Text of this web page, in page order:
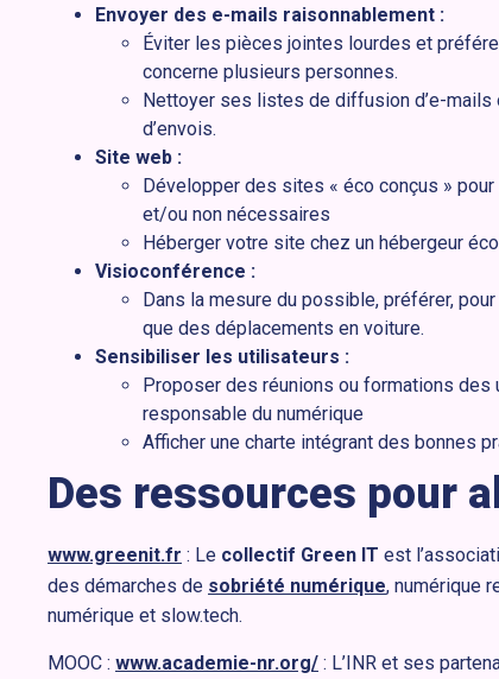
Envoyer des e-mails raisonnablement :
Éviter les pièces jointes lourdes et
concerne plusieurs personnes.
Nettoyer ses listes de diffusion d’e-
d’envois.
Site web :
Développer des sites « éco conçus »
et/ou non nécessaires
Héberger votre site chez un hébergeur
Visioconférence :
Dans la mesure du possible, préférer,
que des déplacements en voiture.
Sensibiliser les utilisateurs :
Proposer des réunions ou formations
responsable du numérique
Afficher une charte intégrant des bonnes
Des ressources pour
www.greenit.fr : Le collectif Green IT est
des démarches de sobriété numérique, numérique
numérique et slow.tech.
MOOC : www.academie-nr.org/ : L’INR et ses